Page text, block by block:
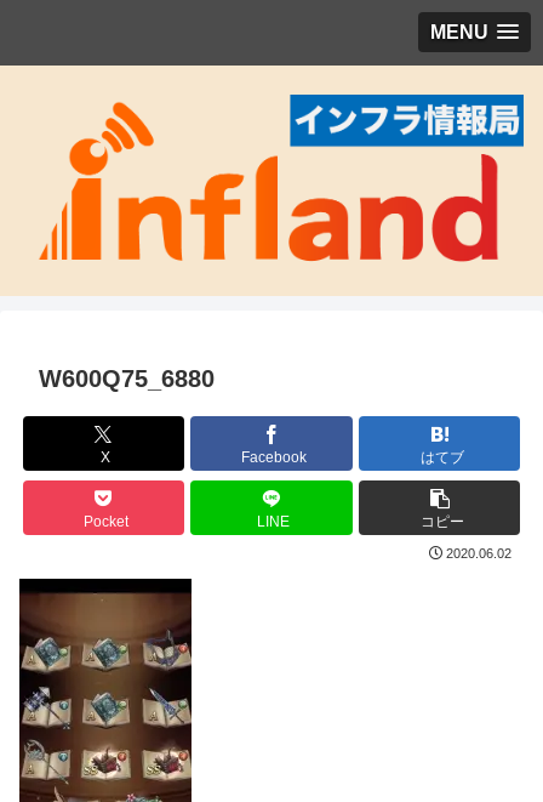
MENU
W600Q75_6880
X Facebook はてブ
Pocket LINE コピー
2020.06.02